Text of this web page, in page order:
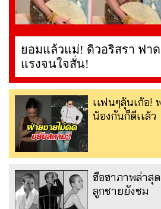
ยอมแล้วแม่! ดิวอริสรา ฟา
แรงจนใจสั่น!
เเฟนๆลุ้นเก้อ!
น้องกันก็ดีเเล้ว
ฮือฮาภาพล่าสุ
ลูกชายยังชม